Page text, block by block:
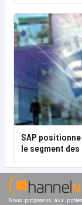
SAP
le segment des
Nous proposons aux